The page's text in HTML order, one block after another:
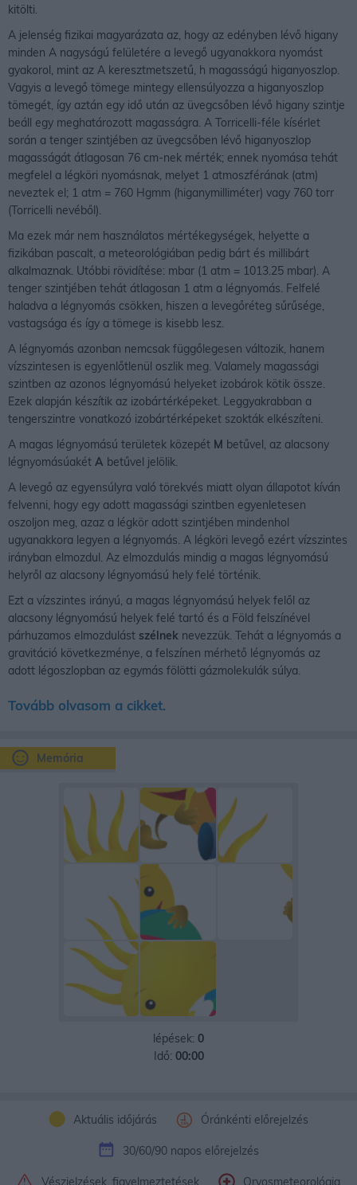
Aktuális időjárás Óránkénti előrejelzés
30/60/90 napos előrejelzés
Vészjelzések, figyelmeztetések Orvosmeteorológia
Memória
lépések: 0
Idő: 00:00
kitölti.
A jelenség fizikai magyarázata az, hogy az edényben lévő higany
minden A nagyságú felületére a levegő ugyanakkora nyomást
gyakorol, mint az A keresztmetszetű, h magasságú higanyoszlop.
Vagyis a levegő tömege mintegy ellensúlyozza a higanyoszlop
tömegét, így aztán egy idő után az üvegcsőben lévő higany szintje
beáll egy meghatározott magasságra. A Torricelli-féle kísérlet
során a tenger szintjében az üvegcsőben lévő higanyoszlop
magasságát átlagosan 76 cm-nek mérték; ennek nyomása tehát
megfelel a légköri nyomásnak, melyet 1 atmoszférának (atm)
neveztek el; 1 atm = 760 Hgmm (higanymilliméter) vagy 760 torr
(Torricelli nevéből).
Ma ezek már nem használatos mértékegységek, helyette a
fizikában pascalt, a meteorológiában pedig bárt és millibárt
alkalmaznak. Utóbbi rövidítése: mbar (1 atm = 1013.25 mbar). A
tenger szintjében tehát átlagosan 1 atm a légnyomás. Felfelé
haladva a légnyomás csökken, hiszen a levegőréteg sűrűsége,
vastagsága és így a tömege is kisebb lesz.
A légnyomás azonban nemcsak függőlegesen változik, hanem
vízszintesen is egyenlőtlenül oszlik meg. Valamely magassági
szintben az azonos légnyomású helyeket izobárok kötik össze.
Ezek alapján készítik az izobártérképeket. Leggyakrabban a
tengerszintre vonatkozó izobártérképeket szokták elkészíteni.
A magas légnyomású területek közepét M betűvel, az alacsony
légnyomásúakét A betűvel jelölik.
A levegő az egyensúlyra való törekvés miatt olyan állapotot kíván
felvenni, hogy egy adott magassági szintben egyenletesen
oszoljon meg, azaz a légkör adott szintjében mindenhol
ugyanakkora legyen a légnyomás. A légköri levegő ezért vízszintes
irányban elmozdul. Az elmozdulás mindig a magas légnyomású
helyről az alacsony légnyomású hely felé történik.
Ezt a vízszintes irányú, a magas légnyomású helyek felől az
alacsony légnyomású helyek felé tartó és a Föld felszínével
párhuzamos elmozdulást szélnek nevezzük. Tehát a légnyomás a
gravitáció következménye, a felszínen mérhető légnyomás az
adott légoszlopban az egymás fölötti gázmolekulák súlya.
Tovább olvasom a cikket.